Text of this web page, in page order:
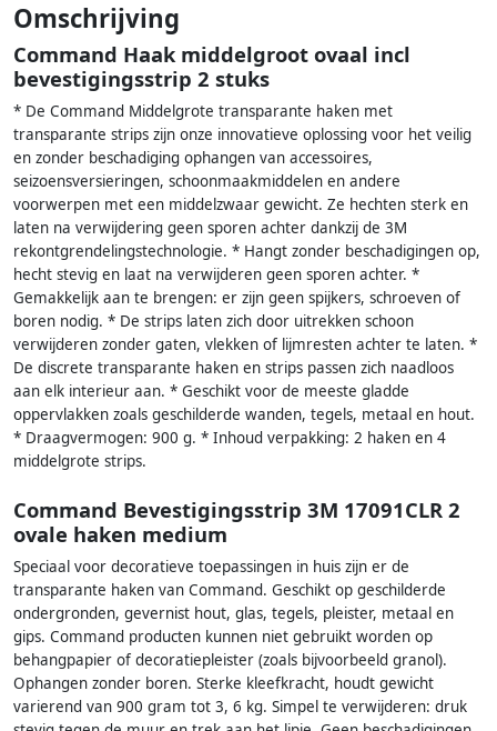
Omschrijving
Command Haak middelgroot ovaal incl
bevestigingsstrip 2 stuks
* De Command Middelgrote transparante haken met
transparante strips zijn onze innovatieve oplossing voor het veilig
en zonder beschadiging ophangen van accessoires,
seizoensversieringen, schoonmaakmiddelen en andere
voorwerpen met een middelzwaar gewicht. Ze hechten sterk en
laten na verwijdering geen sporen achter dankzij de 3M
rekontgrendelingstechnologie. * Hangt zonder beschadigingen op,
hecht stevig en laat na verwijderen geen sporen achter. *
Gemakkelijk aan te brengen: er zijn geen spijkers, schroeven of
boren nodig. * De strips laten zich door uitrekken schoon
verwijderen zonder gaten, vlekken of lijmresten achter te laten. *
De discrete transparante haken en strips passen zich naadloos
aan elk interieur aan. * Geschikt voor de meeste gladde
oppervlakken zoals geschilderde wanden, tegels, metaal en hout.
* Draagvermogen: 900 g. * Inhoud verpakking: 2 haken en 4
middelgrote strips.
Command Bevestigingsstrip 3M 17091CLR 2
ovale haken medium
Speciaal voor decoratieve toepassingen in huis zijn er de
transparante haken van Command. Geschikt op geschilderde
ondergronden, gevernist hout, glas, tegels, pleister, metaal en
gips. Command producten kunnen niet gebruikt worden op
behangpapier of decoratiepleister (zoals bijvoorbeeld granol).
Ophangen zonder boren. Sterke kleefkracht, houdt gewicht
varierend van 900 gram tot 3, 6 kg. Simpel te verwijderen: druk